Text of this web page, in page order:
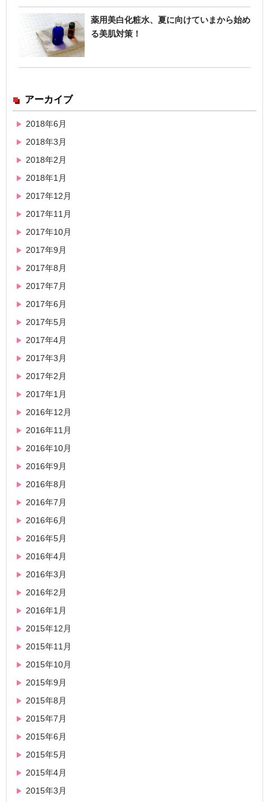
薬用美白化粧水、夏に向けていまから始め
る美肌対策！
アーカイブ
2018年6月
2018年3月
2018年2月
2018年1月
2017年12月
2017年11月
2017年10月
2017年9月
2017年8月
2017年7月
2017年6月
2017年5月
2017年4月
2017年3月
2017年2月
2017年1月
2016年12月
2016年11月
2016年10月
2016年9月
2016年8月
2016年7月
2016年6月
2016年5月
2016年4月
2016年3月
2016年2月
2016年1月
2015年12月
2015年11月
2015年10月
2015年9月
2015年8月
2015年7月
2015年6月
2015年5月
2015年4月
2015年3月